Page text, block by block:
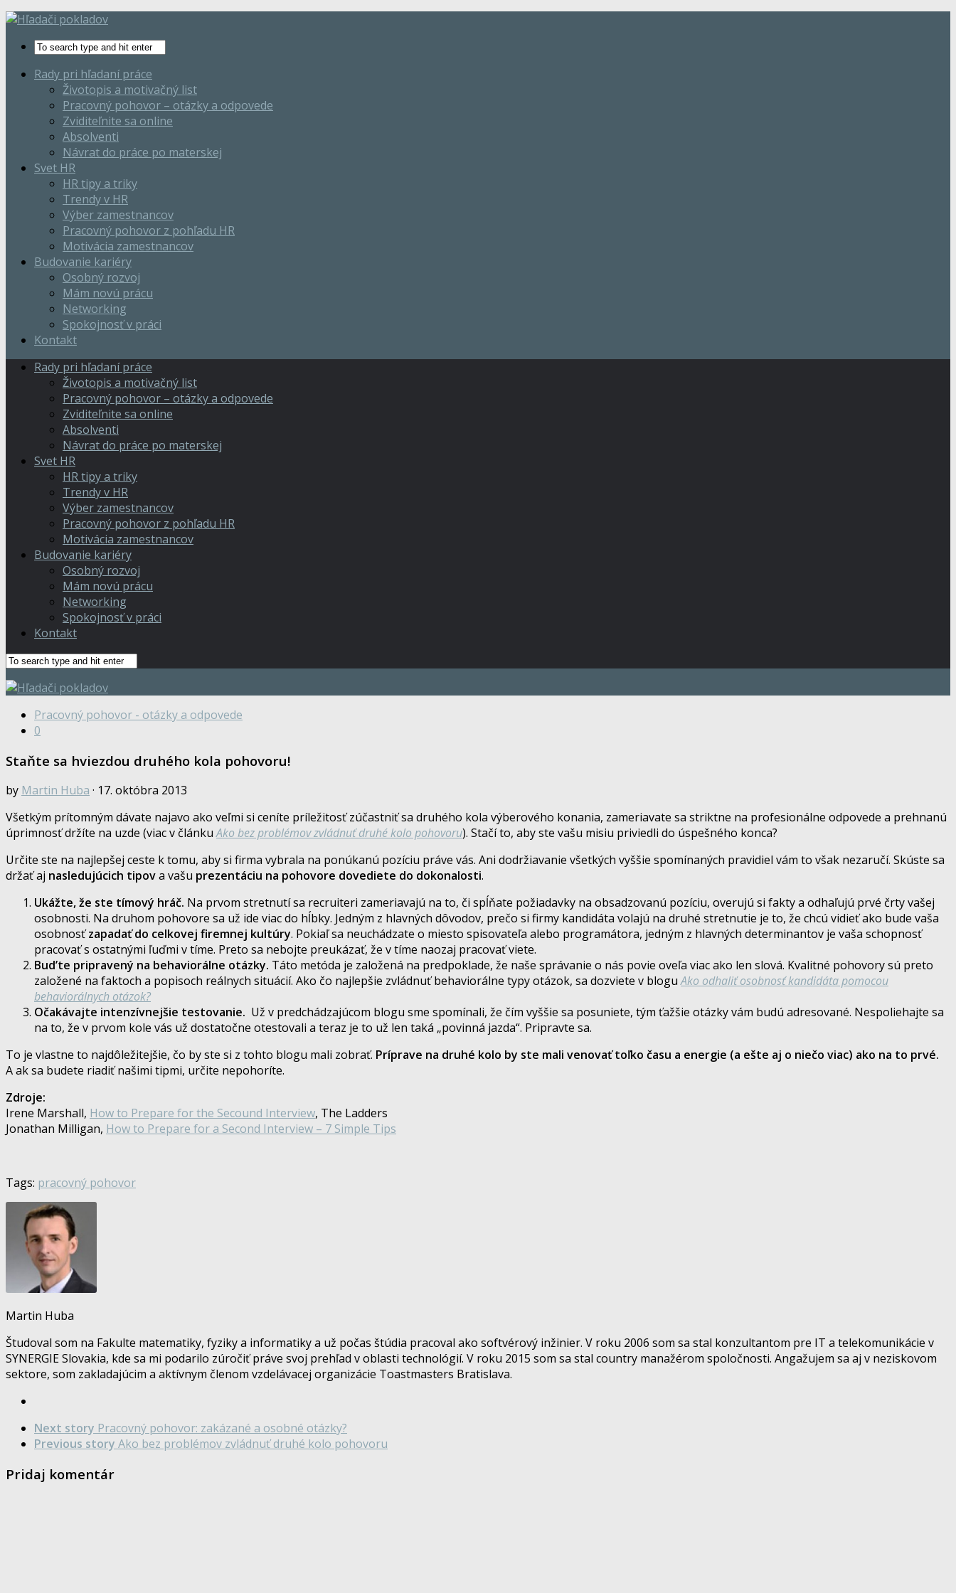
Rady pri hľadaní práce
Životopis a motivačný list
Pracovný pohovor – otázky a odpovede
Zviditeľnite sa online
Absolventi
Návrat do práce po materskej
Svet HR
HR tipy a triky
Trendy v HR
Výber zamestnancov
Pracovný pohovor z pohľadu HR
Motivácia zamestnancov
Budovanie kariéry
Osobný rozvoj
Mám novú prácu
Networking
Spokojnosť v práci
Kontakt
Rady pri hľadaní práce
Životopis a motivačný list
Pracovný pohovor – otázky a odpovede
Zviditeľnite sa online
Absolventi
Návrat do práce po materskej
Svet HR
HR tipy a triky
Trendy v HR
Výber zamestnancov
Pracovný pohovor z pohľadu HR
Motivácia zamestnancov
Budovanie kariéry
Osobný rozvoj
Mám novú prácu
Networking
Spokojnosť v práci
Kontakt
Pracovný pohovor - otázky a odpovede
0
Staňte sa hviezdou druhého kola pohovoru!
by Martin Huba · 17. októbra 2013
Všetkým prítomným dávate najavo ako veľmi si ceníte príležitosť zúčastniť sa druhého kola výberového konania, zameriavate sa striktne na profesionálne odpovede a prehnanú
úprimnosť držíte na uzde (viac v článku Ako bez problémov zvládnuť druhé kolo pohovoru). Stačí to, aby ste vašu misiu priviedli do úspešného konca?
Určite ste na najlepšej ceste k tomu, aby si firma vybrala na ponúkanú pozíciu práve vás. Ani dodržiavanie všetkých vyššie spomínaných pravidiel vám to však nezaručí. Skúste sa
držať aj nasledujúcich tipova vašu prezentáciu na pohovore dovediete do dokonalosti.
Ukážte, že ste tímový hráč. Na prvom stretnutí sa recruiteri zameriavajú na to, či spĺňate požiadavky na obsadzovanú pozíciu, overujú si fakty a odhaľujú prvé črty vašej
osobnosti. Na druhom pohovore sa už ide viac do hĺbky. Jedným z hlavných dôvodov, prečo si firmy kandidáta volajú na druhé stretnutie je to, že chcú vidieť ako bude vaša
osobnosťzapadať do celkovej firemnej kultúry. Pokiaľ sa neuchádzate o miesto spisovateľa alebo programátora, jedným z hlavných determinantov je vaša schopnosť
pracovať s ostatnými ľuďmi v tíme. Preto sa nebojte preukázať, že v tíme naozaj pracovať viete.
Bud’te pripravený na behaviorálne otázky. Táto metóda je založená na predpoklade, že naše správanie o nás povie oveľa viac ako len slová. Kvalitné pohovory sú preto
založené na faktoch a popisoch reálnych situácií. Ako čo najlepšie zvládnuť behaviorálne typy otázok, sa dozviete v bloguAko odhaliť osobnosť kandidáta pomocou
behaviorálnych otázok?
Očakávajte intenzívnejšie testovanie. Už v predchádzajúcom blogu sme spomínali, že čím vyššie sa posuniete, tým ťažšie otázky vám budú adresované. Nespoliehajte sa
na to, že v prvom kole vás už dostatočne otestovali a teraz je to už len taká „povinná jazda“. Pripravte sa.
To je vlastne to najdôležitejšie, čo by ste si z tohto blogu mali zobrať. Príprave na druhé kolo by ste mali venovať toľko času a energie (a ešte aj o niečo viac) ako na to prvé.
A ak sa budete riadiť našimi tipmi, určite nepohoríte.
Zdroje:
Irene Marshall, How to Prepare for the Secound Interview, The Ladders
Jonathan Milligan, How to Prepare for a Second Interview – 7 Simple Tips
Tags: pracovný pohovor
Martin Huba
Študoval som na Fakulte matematiky, fyziky a informatiky a už počas štúdia pracoval ako softvérový inžinier. V roku 2006 som sa stal konzultantom pre IT a telekomunikácie v
SYNERGIE Slovakia, kde sa mi podarilo zúročiť práve svoj prehľad v oblasti technológií. V roku 2015 som sa stal country manažérom spoločnosti. Angažujem sa aj v neziskovom
sektore, som zakladajúcim a aktívnym členom vzdelávacej organizácie Toastmasters Bratislava.
Next story Pracovný pohovor: zakázané a osobné otázky?
Previous story Ako bez problémov zvládnuť druhé kolo pohovoru
Pridaj komentár